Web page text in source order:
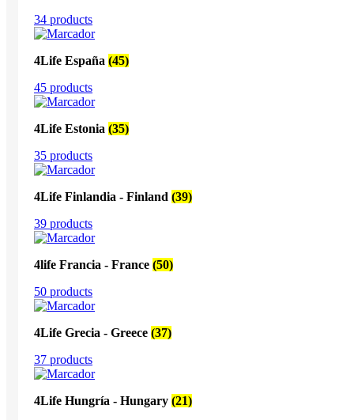
34 products
4Life España (45)
45 products
4Life Estonia (35)
35 products
4Life Finlandia - Finland (39)
39 products
4life Francia - France (50)
50 products
4Life Grecia - Greece (37)
37 products
4Life Hungría - Hungary (21)